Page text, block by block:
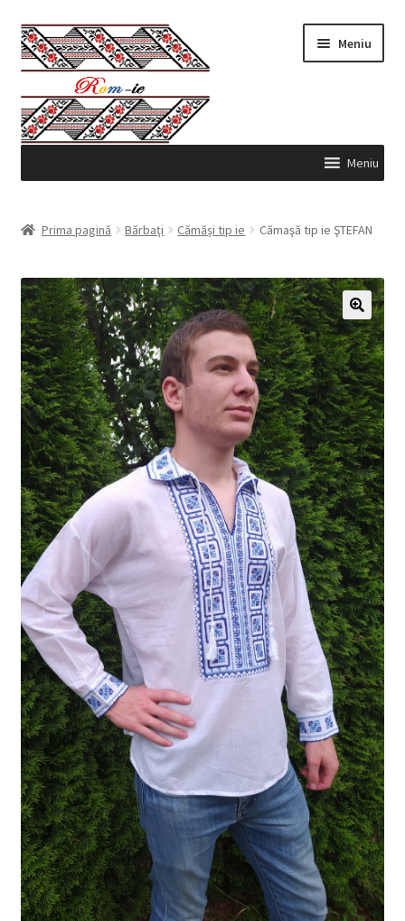
Sari
la
navigare
Sari
la
conținut
Meniu
Meniu
Comenzi
Coş
Prima pagină Bărbaţi Cămăşi tip ie Cămaşă tip ie ŞTEFAN
🔍